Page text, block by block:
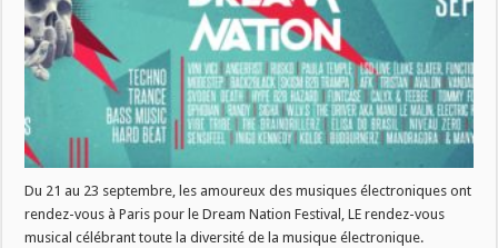
Du 21 au 23 septembre, les amoureux des musiques électroniques ont
rendez-vous à Paris pour le Dream Nation Festival, LE rendez-vous
musical célébrant toute la diversité de la musique électronique.